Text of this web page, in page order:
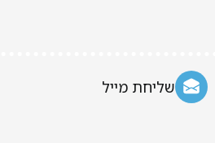
שליחת מייל